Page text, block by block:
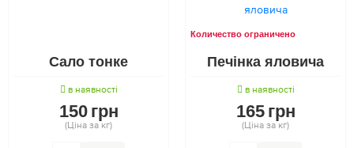
Сало тонке
в наявності
150 грн
(Ціна за кг)
Количество ограничено
Печінка яловича
в наявності
165 грн
(Ціна за кг)